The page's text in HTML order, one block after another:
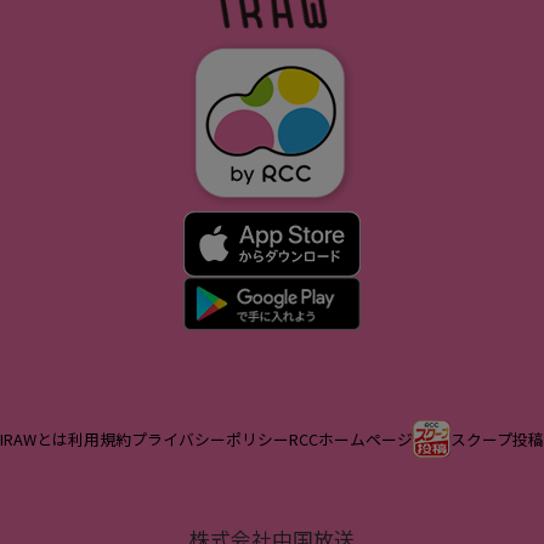
IRAWとは利用規約プライバシーポリシーRCCホームページ スクープ投稿